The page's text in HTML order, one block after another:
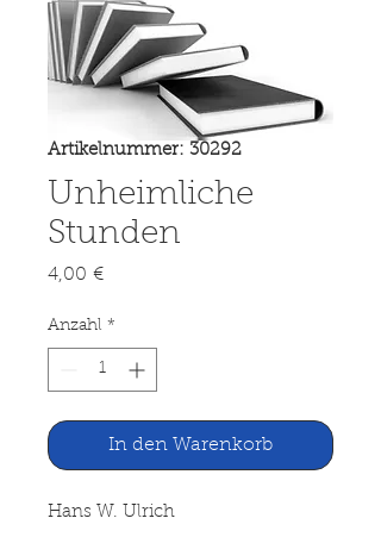
Artikelnummer: 30292
Unheimliche
Stunden
4,00 €Preis
Anzahl *
In den Warenkorb
Hans W. Ulrich